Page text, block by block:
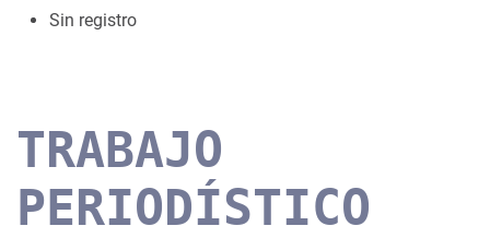
Sin registro
TRABAJO
PERIODÍSTICO